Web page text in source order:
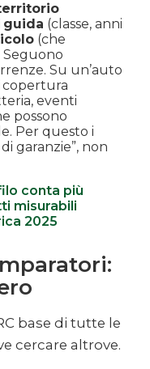
(classe, anni
(che
Seguono
Su un’auto
copertura
eventi
possono
Per questo i
garanzie”, non
conta più
misurabili
2025
base di tutte le
cercare altrove.